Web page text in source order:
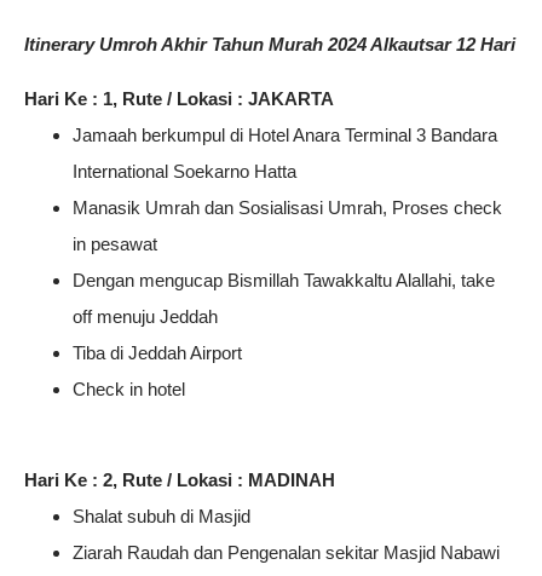
Itinerary Umroh Akhir Tahun Murah 2024 Alkautsar 12 Hari
Hari Ke : 1, Rute / Lokasi : JAKARTA
Jamaah berkumpul di Hotel Anara Terminal 3 Bandara
International Soekarno Hatta
Manasik Umrah dan Sosialisasi Umrah, Proses check
in pesawat
Dengan mengucap Bismillah Tawakkaltu Alallahi, take
off menuju Jeddah
Tiba di Jeddah Airport
Check in hotel
Hari Ke : 2, Rute / Lokasi : MADINAH
Shalat subuh di Masjid
Ziarah Raudah dan Pengenalan sekitar Masjid Nabawi